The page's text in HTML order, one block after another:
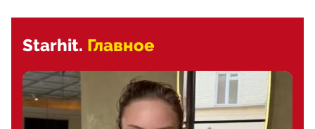
Starhit. Главное